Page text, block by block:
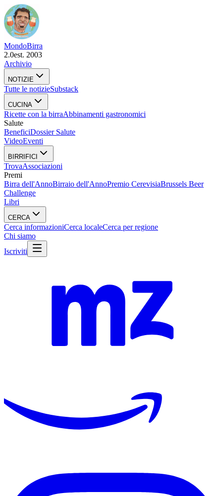
MondoBirra
2.0est. 2003
Archivio
NOTIZIE
Tutte le notizieSubstack
CUCINA
Ricette con la birraAbbinamenti gastronomici
Salute
BeneficiDossier Salute
VideoEventi
BIRRIFICI
TrovaAssociazioni
Premi
Birra dell'AnnoBirraio dell'AnnoPremio CerevisiaBrussels Beer
Challenge
Libri
CERCA
Cerca informazioniCerca localeCerca per regione
Chi siamo
Iscriviti